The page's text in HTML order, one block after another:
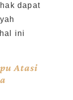
dapat
ini
Atasi